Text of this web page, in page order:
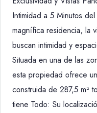
Intimidad a 5 Minutos
magnífica residencia, la
buscan intimidad y
Situada en una de las
esta propiedad ofrece
construida de 287,5 m²
tiene Todo: Su